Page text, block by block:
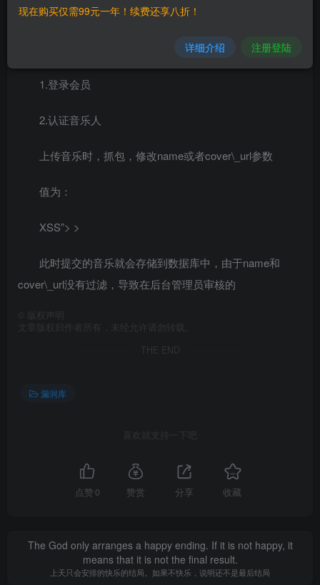
————
1.登录会员
2.认证音乐人
上传音乐时，抓包，修改name或者cover\_url参数
值为：
XSS”> >
此时提交的音乐就会存储到数据库中，由于name和
cover\_url没有过滤，导致在后台管理员审核的
版权声明
文章版权归作者所有，未经允许请勿转载。
THE END
漏洞库
喜欢就支持一下吧
点赞 0 赞赏 分享 收藏
The God only arranges a happy ending. If it is not happy, it
means that it is not the final result.
上天只会安排的快乐的结局。如果不快乐，说明还不是最后结局
现在购买仅需99元一年！续费还享八折！
详细介绍 注册登陆